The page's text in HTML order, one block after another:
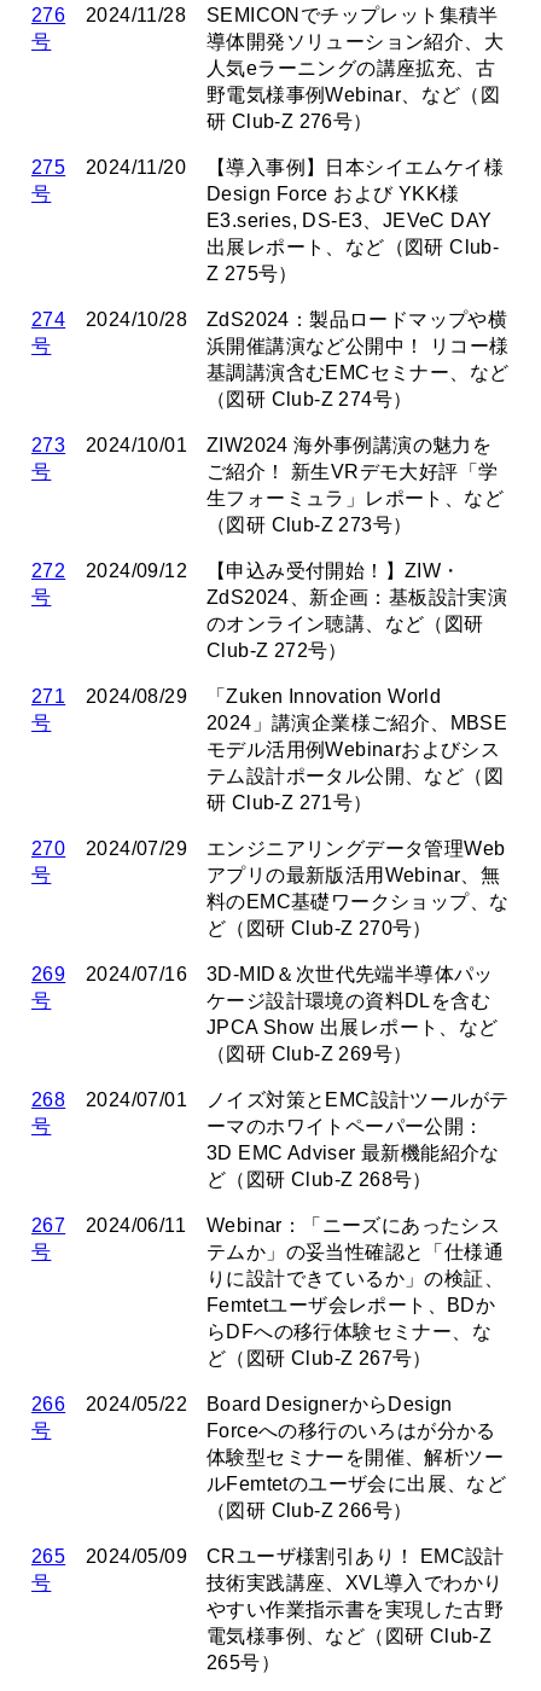
276
号
2024/11/28
SEMICONでチップレット集積半
導体開発ソリューション紹介、大
人気eラーニングの講座拡充、古
野電気様事例Webinar、など（図
研 Club-Z 276号）
275
号
2024/11/20
【導入事例】日本シイエムケイ様
Design Force および YKK様
E3.series, DS-E3、JEVeC DAY
出展レポート、など（図研 Club-
Z 275号）
274
号
2024/10/28
ZdS2024：製品ロードマップや横
浜開催講演など公開中！ リコー様
基調講演含むEMCセミナー、など
（図研 Club-Z 274号）
273
号
2024/10/01
ZIW2024 海外事例講演の魅力を
ご紹介！ 新生VRデモ大好評「学
生フォーミュラ」レポート、など
（図研 Club-Z 273号）
272
号
2024/09/12
【申込み受付開始！】ZIW・
ZdS2024、新企画：基板設計実演
のオンライン聴講、など（図研
Club-Z 272号）
271
号
2024/08/29
「Zuken Innovation World
2024」講演企業様ご紹介、MBSE
モデル活用例Webinarおよびシス
テム設計ポータル公開、など（図
研 Club-Z 271号）
270
号
2024/07/29
エンジニアリングデータ管理Web
アプリの最新版活用Webinar、無
料のEMC基礎ワークショップ、な
ど（図研 Club-Z 270号）
269
号
2024/07/16
3D-MID＆次世代先端半導体パッ
ケージ設計環境の資料DLを含む
JPCA Show 出展レポート、など
（図研 Club-Z 269号）
268
号
2024/07/01
ノイズ対策とEMC設計ツールがテ
ーマのホワイトペーパー公開：
3D EMC Adviser 最新機能紹介な
ど（図研 Club-Z 268号）
267
号
2024/06/11
Webinar：「ニーズにあったシス
テムか」の妥当性確認と「仕様通
りに設計できているか」の検証、
Femtetユーザ会レポート、BDか
らDFへの移行体験セミナー、な
ど（図研 Club-Z 267号）
266
号
2024/05/22
Board DesignerからDesign
Forceへの移行のいろはが分かる
体験型セミナーを開催、解析ツー
ルFemtetのユーザ会に出展、など
（図研 Club-Z 266号）
265
号
2024/05/09
CRユーザ様割引あり！ EMC設計
技術実践講座、XVL導入でわかり
やすい作業指示書を実現した古野
電気様事例、など（図研 Club-Z
265号）